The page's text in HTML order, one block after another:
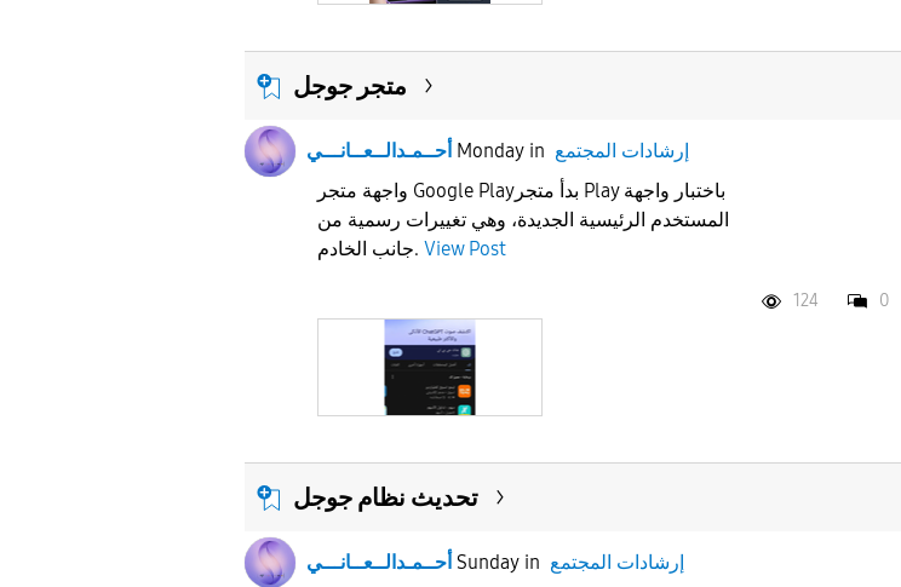
متجر جوجل
أحــمـدالــعــانـــي Monday in إرشادات المجتمع
واجهة متجر Google Playبدأ متجر Play باختبار واجهة
المستخدم الرئيسية الجديدة، وهي تغييرات رسمية من
جانب الخادم. View Post
124 0
تحديث نظام جوجل
أحــمـدالــعــانـــي Sunday in إرشادات المجتمع